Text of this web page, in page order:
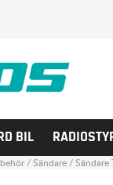
BIL
/Sändare/Sändare